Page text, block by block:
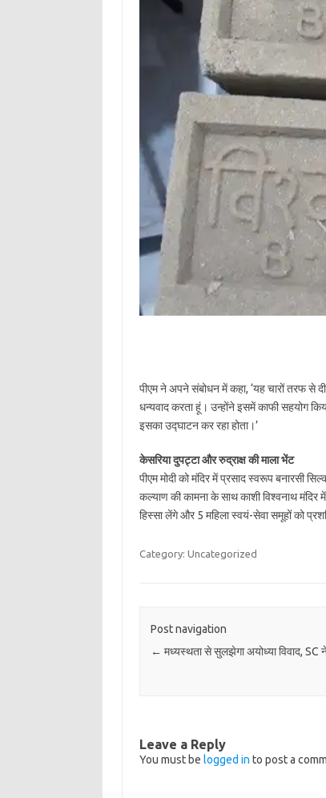
पीएम ने अपने संबोधन में कहा, ‘यह चारों तरफ से
धन्यवाद करता हूं। उन्होंने इसमें काफी सहयोग
इसका उद्घाटन कर रहा होता।’
केसरिया दुपट्टा और रुद्राक्ष की माला भेंट
पीएम मोदी को मंदिर में प्रसाद स्वरूप बनारसी
कल्याण की कामना के साथ काशी विश्वनाथ
हिस्सा लेंगे और 5 महिला स्वयं-सेवा समूहों को
Category: Uncategorized
Post navigation
← मध्यस्थता से सुलझेगा अयोध्या विवाद, SC
Leave a Reply
You must be logged in to post a